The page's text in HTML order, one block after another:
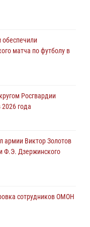
Главном военном
пресс-
обеспечили
матча по футболу в
Росгвардии
года
армии Виктор Золотов
Ф.Э. Дзержинского
сотрудников ОМОН